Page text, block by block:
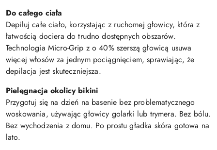
Do całego ciała
Depiluj całe ciało, korzystając z ruchomej głowicy, która z
łatwością dociera do trudno dostępnych obszarów.
Technologia Micro-Grip z o 40% szerszą głowicą usuwa
więcej włosów za jednym pociągnięciem, sprawiając, że
depilacja jest skuteczniejsza.
Pielęgnacja okolicy bikini
Przygotuj się na dzień na basenie bez problematycznego
woskowania, używając głowicy golarki lub trymera. Bez bólu.
Bez wychodzenia z domu. Po prostu gładka skóra gotowa na
lato.